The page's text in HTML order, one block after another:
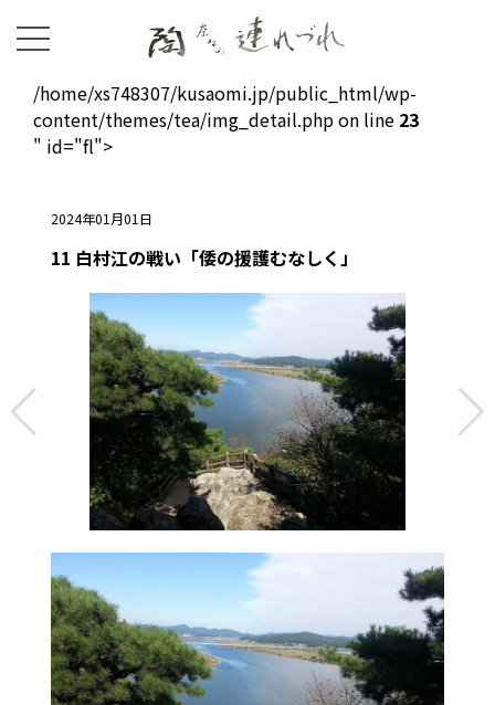
/home/xs748307/kusaomi.jp/public_html/wp-
content/themes/tea/img_detail.php on line 23
" id="fl">
2024年01月01日
11 白村江の戦い「倭の援護むなしく」